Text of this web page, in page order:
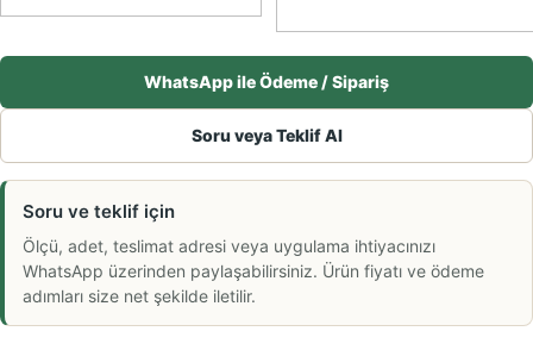
WhatsApp ile Ödeme / Sipariş
Soru veya Teklif Al
Soru ve teklif için
Ölçü, adet, teslimat adresi veya uygulama ihtiyacınızı
WhatsApp üzerinden paylaşabilirsiniz. Ürün fiyatı ve ödeme
adımları size net şekilde iletilir.